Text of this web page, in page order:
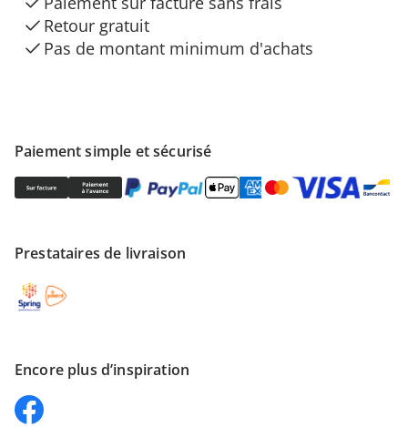
Paiement simple et sécurisé
Prestataires de livraison
Encore plus d’inspiration
Retour gratuit
Pas de montant minimum d'achats